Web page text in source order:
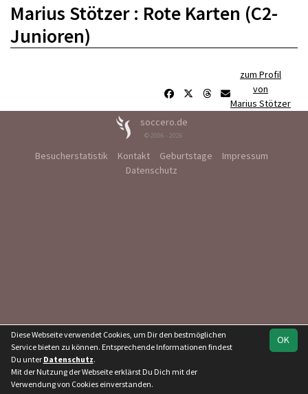
Marius Stötzer : Rote Karten (C2-
Junioren)
zum Profil
von
Marius Stötzer
soccero.de
© 2006 - 2026
Besucherstatistik Kontakt Geburtstage
Impressum
Datenschutz
OK
Diese Webseite verwendet Cookies, um Dir den bestmöglichen
Service bieten zu können. Entsprechende Informationen findest
Du unter Datenschutz.
Mit der Nutzung der Webseite erklärst Du Dich mit der
Verwendung von Cookies einverstanden.